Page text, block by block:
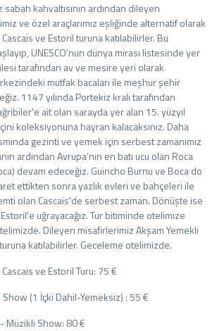
sabah kahvaltısının ardından dileyen
ve özel araçlarımız eşliğinde alternatif olarak
ve Estoril turuna katılabilirler. Bu
UNESCO'nun dünya mirası listesinde yer
tarafından av ve mesire yeri olarak
mutfak bacaları ile meşhur şehir
1147 yılında Portekiz kralı tarafından
ait olan sarayda yer alan 15. yüzyıl
koleksiyonuna hayran kalacaksınız. Daha
gezinti ve yemek için serbest zamanımız
ardından Avrupa'nın en batı ucu olan Roca
devam edeceğiz. Guincho Burnu ve Boca do
ettikten sonra yazlık evleri ve bahçeleri ile
olan Cascais'de serbest zaman. Dönüşte ise
uğrayacağız. Tur bitiminde otelimize
Dileyen misafirlerimiz Akşam Yemekli
katılabilirler. Geceleme otelimizde.
ve Estoril Turu: 75 €
(1 İçki Dahil-Yemeksiz) : 55 €
Müzikli Show: 80 €